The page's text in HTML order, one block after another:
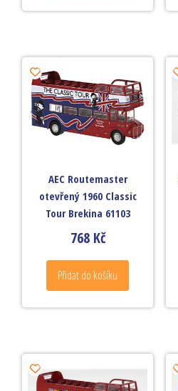
AEC Routemaster
otevřený 1960 Classic
Tour Brekina 61103
768 Kč
Přidat do košíku